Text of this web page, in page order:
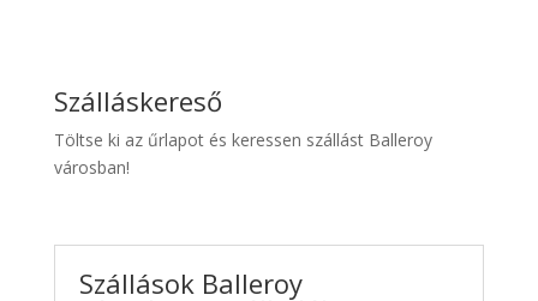
Szálláskereső
Töltse ki az űrlapot és keressen szállást Balleroy
városban!
Szállások Balleroy